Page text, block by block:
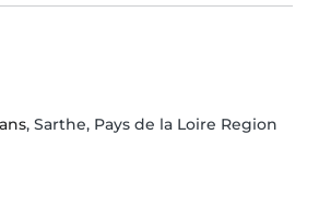
, Sarthe, Pays de la Loire Region